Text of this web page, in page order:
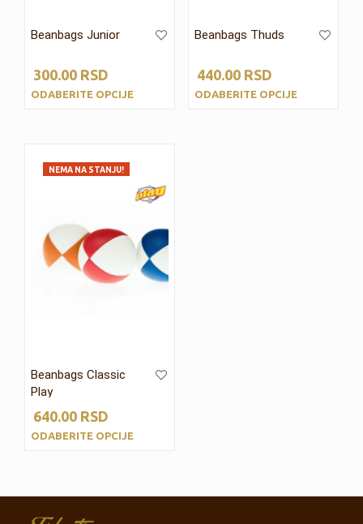
Beanbags Junior
300.00 RSD
ODABERITE OPCIJE
Beanbags Thuds
440.00RSD
ODABERITE OPCIJE
NEMA NA STANJU!
Beanbags Classic
Play
640.00 RSD
ODABERITE OPCIJE